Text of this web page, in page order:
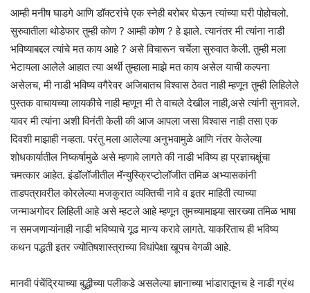
आम्ही मनीष घाडगे आणि डॉक्टरांचे एक स्नेही बरोबर घेऊन त्यांच्या घरी पोहोचलो.
सुरुवातीला थोडेफार तुम्ही कोण ? आम्ही कोण ? हे झाले. त्यानंतर मी त्यांना नाडी
भविष्याबद्दल त्यांचे मत काय आहे ? असे विचारून चर्चेला सुरुवात केली. तुम्ही मला
भेटायला आलेले आहात त्या अर्थी तुम्हाला माझे मत काय असेल याची कल्पना
असेलच, मी नाडी भविष्य वगैरेवर अजिबातच विश्वास ठेवत नाही म्हणून तुम्ही लिहिलेले
पुस्तक वाचायच्या लायकीचे नाही म्हणून मी ते वाचले देखील नाही,असे त्यांनी सुनावले.
यावर मी त्यांना अशी विनंती केली की आज आपला जसा विश्वास नाही तसा एक
दिवशी माझाही नव्हता. परंतु मला आलेल्या अनुभवामुळे आणि नंतर केलेल्या
शोधकार्यातील निष्कर्षामुळे असे म्हणावे लागते की नाडी भविष्य हा प्रज्ञाचक्षूंचा
चमत्कार आहेत. इंडॉलॉजीतील मॅन्युस्क्रिप्टोलॉजीत तमिळ अभ्यासकांनी
ताडपत्रावरील कोरलेल्या मजकुरात व्यक्तिची नावे व इतर माहिती त्याच्या
जन्माअगोदर लिहिली आहे असे म्हटले आहे म्हणून तुमच्यामाझ्या सारख्या तमिळ भाषा
न समजणाऱ्यांनाही नाडी भविष्याचे गूढ मान्य करावे लागते. याकरिताच ही भविष्य
कथन पद्धती इतर ज्योतिषशास्त्राच्या विधांपेक्षा खूपच वेगळी आहे.
मानवी पंचेंद्रियाच्या बुद्धीच्या पलीकडे असलेल्या ज्ञानाच्या भांडारातूनच हे नाडी ग्रंथ